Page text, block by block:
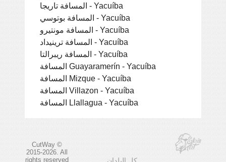
المسافة تاريجا - Yacuíba
المسافة بوتوسي - Yacuíba
المسافة مونتيرو - Yacuíba
المسافة ترينيداد - Yacuíba
المسافة ريبرالتا - Yacuíba
المسافة Guayaramerín - Yacuíba
المسافة Mizque - Yacuíba
المسافة Villazon - Yacuíba
المسافة Llallagua - Yacuíba
CutWay ©
2015-2026. All
rights reserved